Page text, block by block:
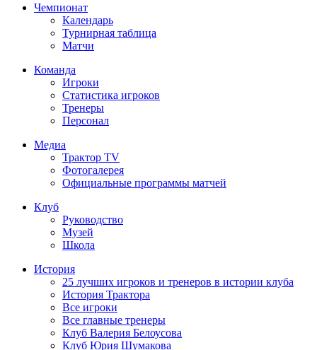
Чемпионат
Календарь
Турнирная таблица
Матчи
Команда
Игроки
Статистика игроков
Тренеры
Персонал
Медиа
Трактор TV
Фотогалерея
Официальные программы матчей
Клуб
Руководство
Музей
Школа
История
25 лучших игроков и тренеров в истории клуба
История Трактора
Все игроки
Все главные тренеры
Клуб Валерия Белоусова
Клуб Юрия Шумакова